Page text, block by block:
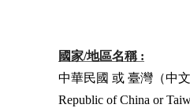
國家/地區名稱 :
中華民國 或 臺灣（中文
Republic of China or